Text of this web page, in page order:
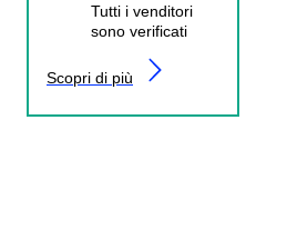
Tutti i venditori
sono verificati
Scopri di più